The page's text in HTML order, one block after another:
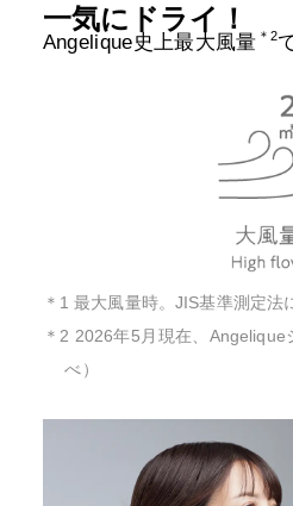
一気にドライ！
Angelique史上最大風量 ＊2
＊1 最大風量時。JIS基準測定法
＊2 2026年5月現在、
べ）